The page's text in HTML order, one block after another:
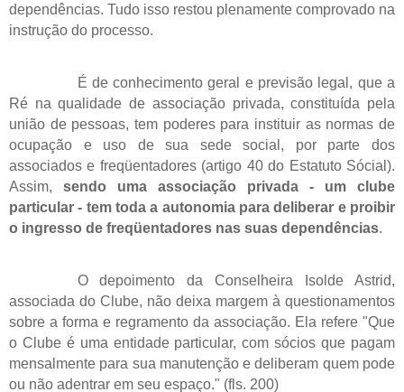
dependências. Tudo isso restou plenamente comprovado na
instrução do processo.
É de conhecimento geral e previsão legal, que a
Ré na qualidade de associação privada, constituída pela
união de pessoas, tem poderes para instituir as normas de
ocupação e uso de sua sede social, por parte dos
associados e freqüentadores (artigo 40 do Estatuto Sócial).
Assim, sendo uma associação privada - um clube
particular - tem toda a autonomia para deliberar e proibir
o ingresso de freqüentadores nas suas dependências.
O depoimento da Conselheira Isolde Astrid,
associada do Clube, não deixa margem à questionamentos
sobre a forma e regramento da associação. Ela refere "Que
o Clube é uma entidade particular, com sócios que pagam
mensalmente para sua manutenção e deliberam quem pode
ou não adentrar em seu espaço." (fls. 200)